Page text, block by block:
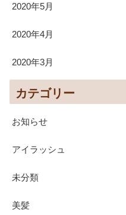
2020年5月
2020年4月
2020年3月
カテゴリー
お知らせ
アイラッシュ
未分類
美髪